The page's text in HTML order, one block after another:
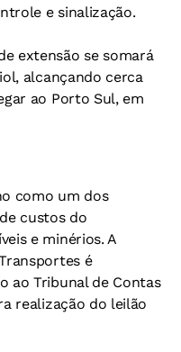
e sinalização.
extensão se somará
alcançando cerca
ao Porto Sul, em
como um dos
custos do
e minérios. A
é
ao Tribunal de Contas
realização do leilão